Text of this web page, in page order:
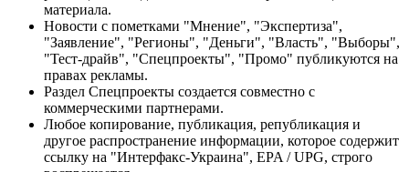
материала.
Новости с пометками "Мнение", "Экспертиза",
"Заявление", "Регионы", "Деньги", "Власть", "Выборы",
"Тест-драйв", "Спецпроекты", "Промо" публикуются на
правах рекламы.
Раздел Спецпроекты создается совместно с
коммерческими партнерами.
Любое копирование, публикация, републикация и
другое распространение информации, которое содержит
ссылку на "Интерфакс-Украина", EPA / UPG, строго